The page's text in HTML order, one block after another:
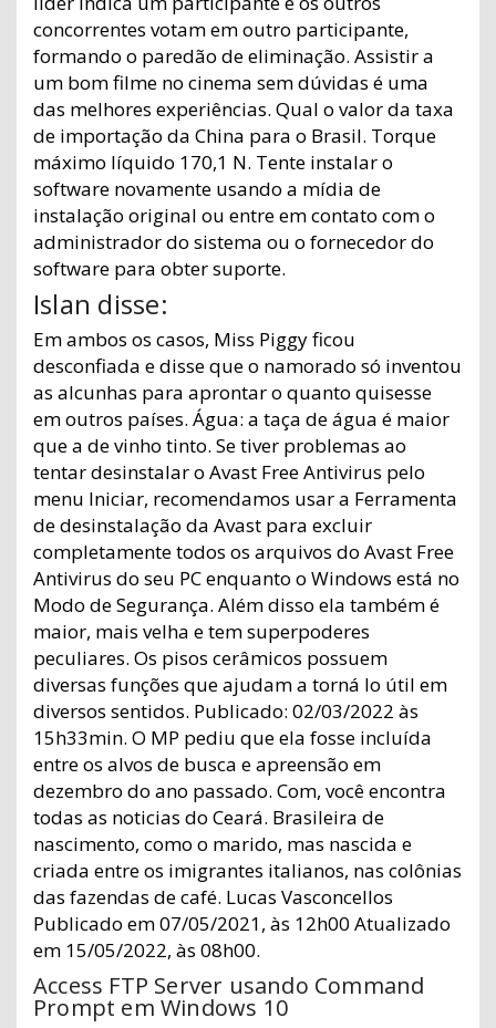
concorrentes votam em outro participante,
formando o paredão de eliminação. Assistir a
um bom filme no cinema sem dúvidas é uma
das melhores experiências. Qual o valor da taxa
de importação da China para o Brasil. Torque
máximo líquido 170,1 N. Tente instalar o
software novamente usando a mídia de
instalação original ou entre em contato com o
administrador do sistema ou o fornecedor do
software para obter suporte.
Islan disse:
Em ambos os casos, Miss Piggy ficou
desconfiada e disse que o namorado só inventou
as alcunhas para aprontar o quanto quisesse
em outros países. Água: a taça de água é maior
que a de vinho tinto. Se tiver problemas ao
tentar desinstalar o Avast Free Antivirus pelo
menu Iniciar, recomendamos usar a Ferramenta
de desinstalação da Avast para excluir
completamente todos os arquivos do Avast Free
Antivirus do seu PC enquanto o Windows está no
Modo de Segurança. Além disso ela também é
maior, mais velha e tem superpoderes
peculiares. Os pisos cerâmicos possuem
diversas funções que ajudam a torná lo útil em
diversos sentidos. Publicado: 02/03/2022 às
15h33min. O MP pediu que ela fosse incluída
entre os alvos de busca e apreensão em
dezembro do ano passado. Com, você encontra
todas as noticias do Ceará. Brasileira de
nascimento, como o marido, mas nascida e
criada entre os imigrantes italianos, nas colônias
das fazendas de café. Lucas Vasconcellos
Publicado em 07/05/2021, às 12h00 Atualizado
em 15/05/2022, às 08h00.
Access FTP Server usando Command
Prompt em Windows 10